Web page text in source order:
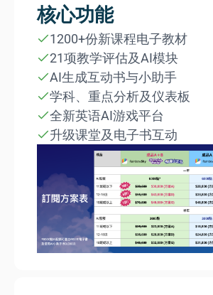
核心功能
1200+份新课程电子教材
21项教学评估及AI模块
AI生成互动书与小助手
学科、重点分析及仪表板
全新英语AI游戏平台
升级课堂及电子书互动